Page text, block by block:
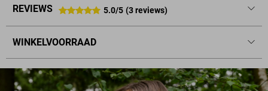
REVIEWS 5.0/5 (3 reviews)
WINKELVOORRAAD